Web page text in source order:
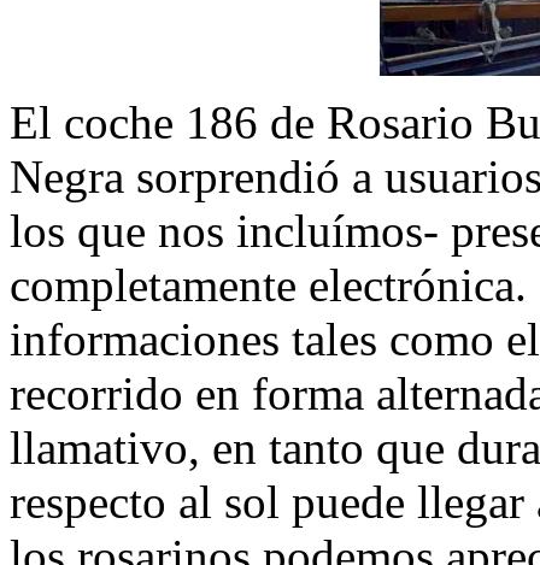
El coche 186 de Rosario
Negra sorprendió a
los que nos incluímos-
completamente
informaciones tales como
recorrido en forma
llamativo, en tanto que
respecto al sol puede